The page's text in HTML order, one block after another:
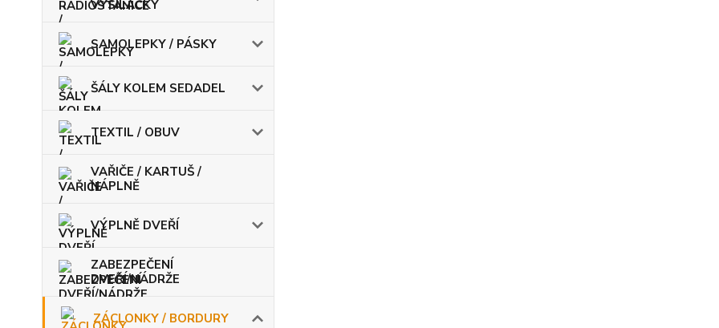
VYSÍLAČKY
SAMOLEPKY / PÁSKY
ŠÁLY KOLEM SEDADEL
TEXTIL / OBUV
VAŘIČE / KARTUŠ /
NÁPLNĚ
VÝPLNĚ DVEŘÍ
ZABEZPEČENÍ
DVEŘÍ/NÁDRŽE
ZÁCLONKY / BORDURY